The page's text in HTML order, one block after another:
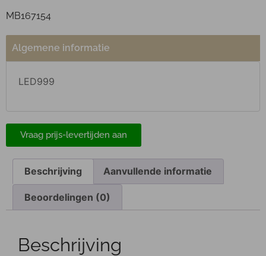
MB167154
Algemene informatie
LED999
Vraag prijs-levertijden aan
Beschrijving Aanvullende informatie
Beoordelingen (0)
Beschrijving